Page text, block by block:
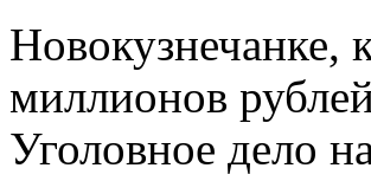
Новокузнечанке,
миллионов
Уголовное дело